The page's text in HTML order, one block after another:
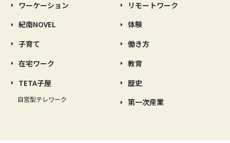
ワーケーション
紀南NOVEL
子育て
在宅ワーク
TETA子屋
自営型テレワーク
リモートワーク
体験
働き方
教育
歴史
第一次産業